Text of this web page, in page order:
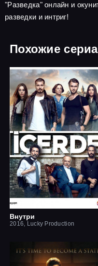
"Разведка" онлайн и
разведки и интриг!
Похожие
Внутри
2016, Lucky Production